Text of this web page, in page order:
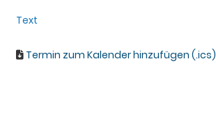
Text
Termin zum Kalender hinzufügen (.ics)